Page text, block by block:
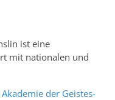
ist eine
mit nationalen und
der Geistes-